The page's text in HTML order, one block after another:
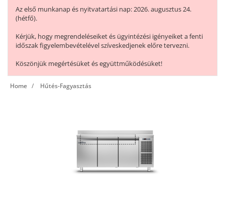
Az első munkanap és nyitvatartási nap: 2026. augusztus 24.
(hétfő).
Kérjük, hogy megrendeléseiket és ügyintézési igényeiket a fenti
időszak figyelembevételével szíveskedjenek előre tervezni.
Köszönjük megértésüket és együttműködésüket!
Home Hűtés-Fagyasztás